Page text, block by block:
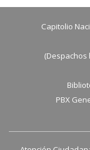
Capitolio
PBX